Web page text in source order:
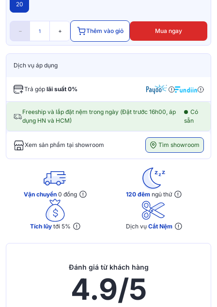
20
− + Thêm vào giỏ Mua ngay
Dịch vụ áp dụng
Trả góp lãi suất 0%
Freeship và lắp đặt nệm trong ngày (Đặt trước 16h00, áp
dụng HN và HCM)
Có
sẵn
Xem sản phẩm tại showroom Tìm showroom
Vận chuyển 0 đồng 120 đêm ngủ thử
Tích lũy tới 5% Dịch vụ Cắt Nệm
Đánh giá từ khách hàng
4.9/5